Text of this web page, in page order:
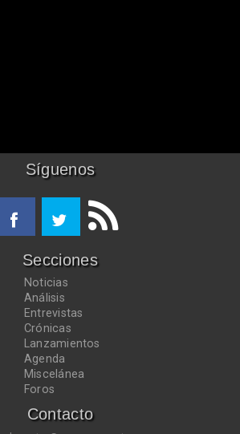
Síguenos
Secciones
Noticias
Análisis
Entrevistas
Crónicas
Lanzamientos
Agenda
Miscelánea
Foros
Contacto